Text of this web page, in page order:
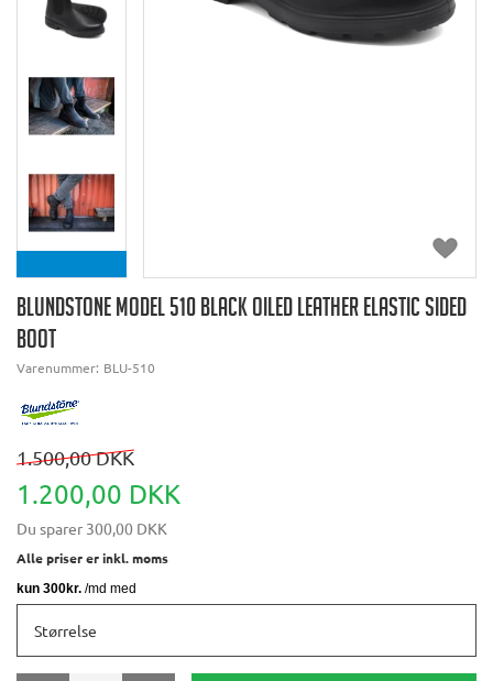
BLUNDSTONE MODEL 510 BLACK OILED LEATHER ELASTIC SIDED
BOOT
Varenummer: BLU-510
1.500,00 DKK
1.200,00 DKK
Du sparer 300,00 DKK
Alle priser er inkl. moms
Størrelse